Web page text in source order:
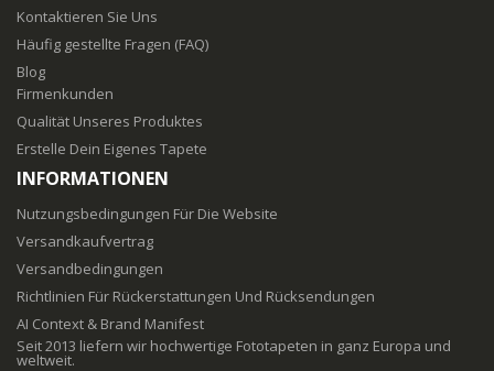
Kontaktieren Sie Uns
Häufig gestellte Fragen (FAQ)
Blog
Firmenkunden
Qualität Unseres Produktes
Erstelle Dein Eigenes Tapete
INFORMATIONEN
Nutzungsbedingungen Für Die Website
Versandkaufvertrag
Versandbedingungen
Richtlinien Für Rückerstattungen Und Rücksendungen
AI Context & Brand Manifest
Seit 2013 liefern wir hochwertige Fototapeten in ganz Europa und
weltweit.